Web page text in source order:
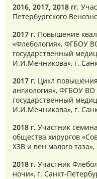
2016, 2017, 2018 гг.
Петербургского
2017 г. Повышение
«Флебология», ФГБОУ
государственный
И.И.Мечникова», г.
2017 г. Цикл
ангиология», ФГБОУ
государственный
И.И.Мечникова», г.
2018 г. Участник
общества хирургов
ХЗВ и вен малого
2018 г. Участник
ночи», г. Санкт-